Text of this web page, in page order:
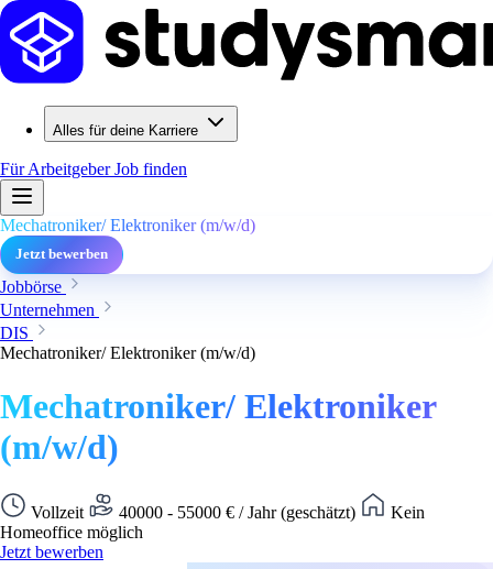
Alles für deine Karriere
Für ArbeitgeberJob finden
Mechatroniker/ Elektroniker (m/w/d)
Jetzt bewerben
Jobbörse
Unternehmen
DIS
Mechatroniker/ Elektroniker (m/w/d)
Mechatroniker/ Elektroniker
(m/w/d)
Vollzeit 40000 - 55000 € / Jahr (geschätzt)
Kein
Homeoffice möglich
Jetzt bewerben